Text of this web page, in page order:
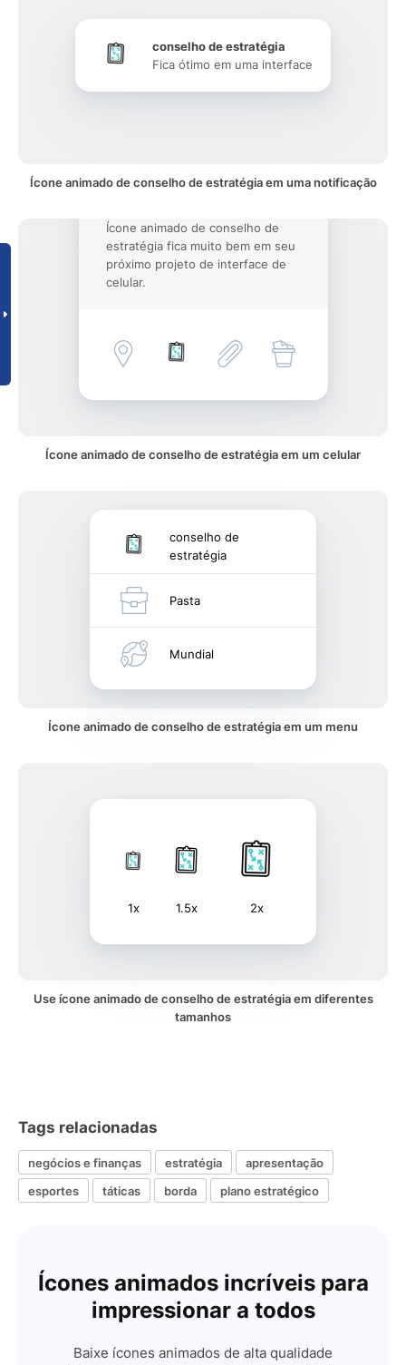
conselho de estratégia
Fica ótimo em uma interface
Ícone animado de conselho de estratégia em uma notificação
Ícone animado de conselho de
estratégia fica muito bem em seu
próximo projeto de interface de
celular.
Ícone animado de conselho de estratégia em um celular
conselho de
estratégia
Pasta
Mundial
Ícone animado de conselho de estratégia em um menu
1x 1.5x 2x
Use ícone animado de conselho de estratégia em diferentes
tamanhos
Tags relacionadas
negócios e finanças estratégia
apresentação
esportes
táticas borda plano estratégico
Ícones animados incríveis para
impressionar a todos
Baixe ícones animados de alta qualidade